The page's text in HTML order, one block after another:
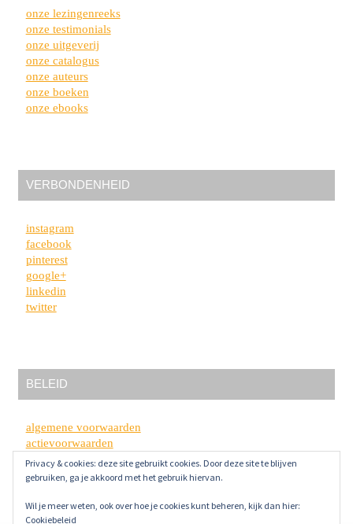
onze lezingenreeks
onze testimonials
onze uitgeverij
onze catalogus
onze auteurs
onze boeken
onze ebooks
VERBONDENHEID
instagram
facebook
pinterest
google+
linkedin
twitter
BELEID
algemene voorwaarden
actievoorwaarden
privacybeleid
disclaimer
Privacy & cookies: deze site gebruikt cookies. Door deze site te blijven
gebruiken, ga je akkoord met het gebruik hiervan.
Wil je meer weten, ook over hoe je cookies kunt beheren, kijk dan hier:
Cookiebeleid